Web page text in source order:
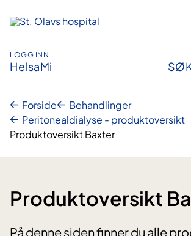
innhold
LOGG INN
HelsaMi
Forside
Behandlinger
Peritonealdialyse - produktoversikt
Produktoversikt Baxter
Produktoversikt
På denne siden finner du alle